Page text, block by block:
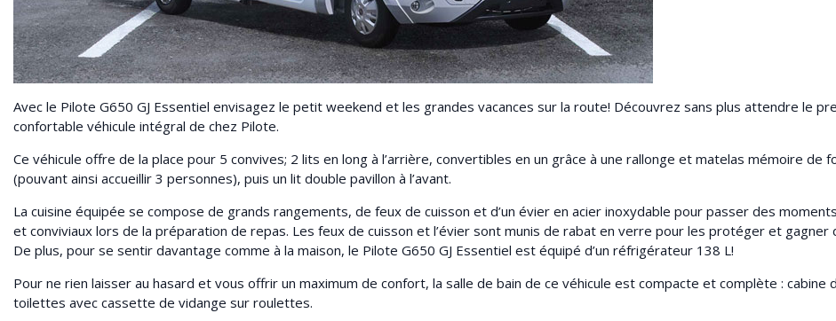
Avec le Pilote G650 GJ Essentiel envisagez le petit weekend et les grandes vacances sur la route! Découvrez sans plus attendre le
confortable véhicule intégral de chez Pilote.
Ce véhicule offre de la place pour 5 convives; 2 lits en long à l’arrière, convertibles en un grâce à une rallonge et matelas mémoire de
(pouvant ainsi accueillir 3 personnes), puis un lit double pavillon à l’avant.
La cuisine équipée se compose de grands rangements, de feux de cuisson et d’un évier en acier inoxydable pour passer des
et conviviaux lors de la préparation de repas. Les feux de cuisson et l’évier sont munis de rabat en verre pour les protéger et gagner
De plus, pour se sentir davantage comme à la maison, le Pilote G650 GJ Essentiel est équipé d’un réfrigérateur 138 L!
Pour ne rien laisser au hasard et vous offrir un maximum de confort, la salle de bain de ce véhicule est compacte et complète : cabine
toilettes avec cassette de vidange sur roulettes.